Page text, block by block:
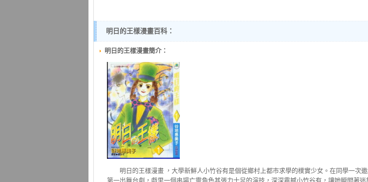
明日的王樣漫畫百科：
明日的王樣漫畫簡介：
明日的王樣漫畫 ，大學新鮮人小竹谷有是個從鄉村上都市求學的樸實少女。在同學一次
第一出舞台劇，戲里一個串場亡靈角色其張力十足的演技，深深震撼小竹谷有，讓她瞬間著迷